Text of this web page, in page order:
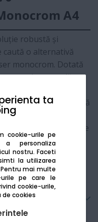
ta
cookie-urile pe
personaliza
nostru. Faceti
la utilizarea
Pentru mai multe
urile pe care le
cookie-urile,
de cookies
A4
robustă și
o alternativă
monocrom. Dotată
de cerneală
de imprimare cu
PrecisionCore
asigură
textului de nivel
cu alimentare